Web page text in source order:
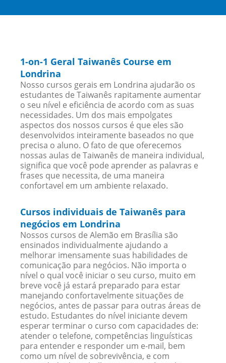
1-on-1 Geral Taiwanês Course em
Londrina
Nosso cursos gerais em Londrina ajudarão os
estudantes de Taiwanês rapitamente aumentar
o seu nível e eficiência de acordo com as suas
necessidades. Um dos mais empolgates
aspectos dos nossos cursos é que eles são
desenvolvidos inteiramente baseados no que
precisa o aluno. O fato de que oferecemos
nossas aulas de Taiwanês de maneira individual,
significa que você pode aprender as palavras e
frases que necessita, de uma maneira
confortavel em um ambiente relaxado.
Cursos individuais de Taiwanês para
negócios em Londrina
Nossos cursos de Alemão em Brasília são
ensinados individualmente ajudando a
melhorar imensamente suas habilidades de
comunicação para negócios. Não importa o
nível o qual você iniciar o seu curso, muito em
breve você já estará preparado para estar
manejando confortavelmente situações de
negócios, antes de passar para outras áreas de
estudo. Estudantes do nível iniciante devem
esperar terminar o curso com capacidades de:
atender o telefone, competências linguísticas
para entender e responder um e-mail, bem
como um nível de sobrevivência, e com